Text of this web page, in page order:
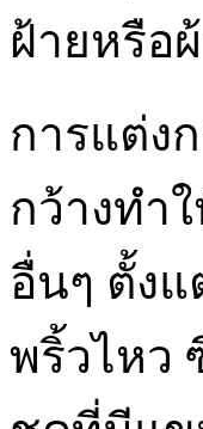
ฝ้ายหรือ
การแต่ง
กว้างทำ
อื่นๆ ตั้ง
พริ้วไหว